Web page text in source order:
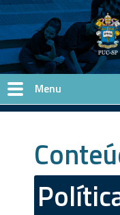
Pular para o conteúdo